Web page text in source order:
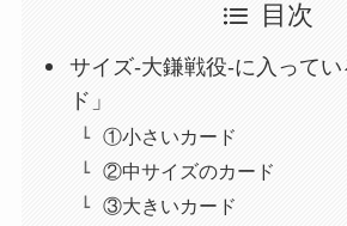
目次
サイズ-大鎌戦役-に入って
ド」
①小さいカード
②中サイズのカード
③大きいカード